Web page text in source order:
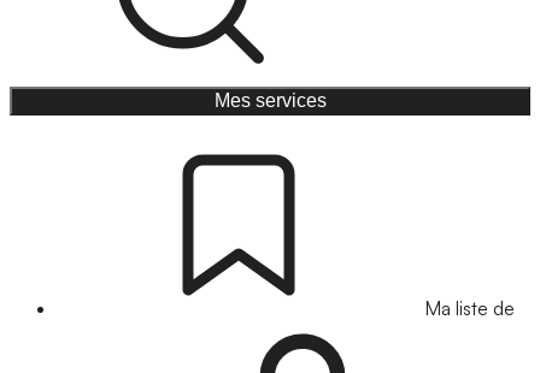
Mes services
Ma liste de